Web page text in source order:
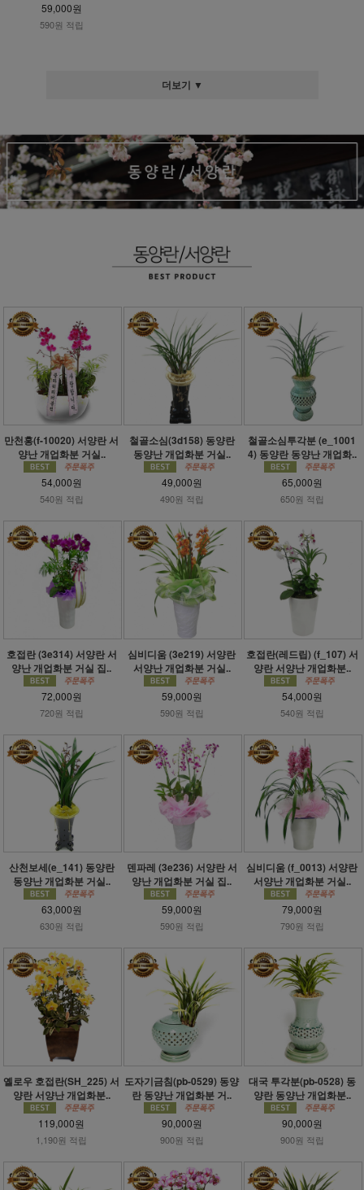
59,000원
590원 적립
더보기 ▼
만천홍(f-10020) 서양란 서
양난 개업화분 거실..
54,000원
540원 적립
철골소심(3d158) 동양란
동양난 개업화분 거실..
49,000원
490원 적립
철골소심투각분 (e_1001
4) 동양란 동양난 개업화..
65,000원
650원 적립
호접란 (3e314) 서양란 서
양난 개업화분 거실 집..
72,000원
720원 적립
심비디움 (3e219) 서양란
서양난 개업화분 거실..
59,000원
590원 적립
호접란(레드립) (f_107) 서
양란 서양난 개업화분..
54,000원
540원 적립
산천보세(e_141) 동양란
동양난 개업화분 거실..
63,000원
630원 적립
덴파레 (3e236) 서양란 서
양난 개업화분 거실 집..
59,000원
590원 적립
심비디움 (f_0013) 서양란
서양난 개업화분 거실..
79,000원
790원 적립
옐로우 호접란(SH_225) 서
양란 서양난 개업화분..
119,000원
1,190원 적립
도자기금침(pb-0529) 동양
란 동양난 개업화분 거..
90,000원
900원 적립
대국 투각분(pb-0528) 동
양란 동양난 개업화분..
90,000원
900원 적립